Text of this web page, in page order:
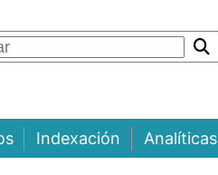
Indexación Analíticas